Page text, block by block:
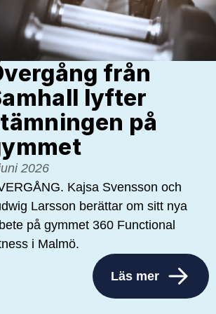
från
lyfter
på
2026
Kajsa Svensson och
Larsson berättar om sitt nya
på gymmet 360 Functional
i Malmö.
Läs mer